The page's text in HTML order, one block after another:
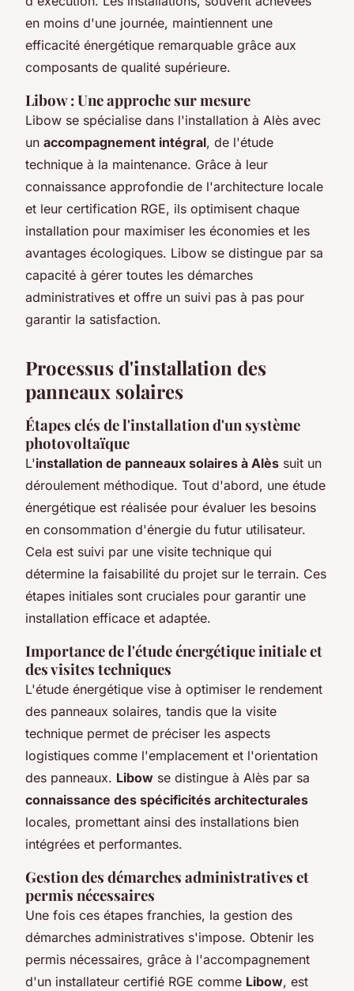
en moins d'une journée, maintiennent une
efficacité énergétique remarquable grâce aux
composants de qualité supérieure.
Libow : Une approche sur mesure
Libow se spécialise dans l'installation à Alès avec
un accompagnement intégral, de l'étude
technique à la maintenance. Grâce à leur
connaissance approfondie de l'architecture locale
et leur certification RGE, ils optimisent chaque
installation pour maximiser les économies et les
avantages écologiques. Libow se distingue par sa
capacité à gérer toutes les démarches
administratives et offre un suivi pas à pas pour
garantir la satisfaction.
Processus d'installation des
panneaux solaires
Étapes clés de l'installation d'un système
photovoltaïque
L'installation de panneaux solaires à Alès suit un
déroulement méthodique. Tout d'abord, une étude
énergétique est réalisée pour évaluer les besoins
en consommation d'énergie du futur utilisateur.
Cela est suivi par une visite technique qui
détermine la faisabilité du projet sur le terrain. Ces
étapes initiales sont cruciales pour garantir une
installation efficace et adaptée.
Importance de l'étude énergétique initiale et
des visites techniques
L'étude énergétique vise à optimiser le rendement
des panneaux solaires, tandis que la visite
technique permet de préciser les aspects
logistiques comme l'emplacement et l'orientation
des panneaux. Libow se distingue à Alès par sa
connaissance des spécificités architecturales
locales, promettant ainsi des installations bien
intégrées et performantes.
Gestion des démarches administratives et
permis nécessaires
Une fois ces étapes franchies, la gestion des
démarches administratives s'impose. Obtenir les
permis nécessaires, grâce à l'accompagnement
d'un installateur certifié RGE comme Libow, est